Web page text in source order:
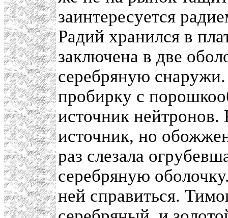
заинтересуется
Радий хранился в
заключена в две
серебряную
пробирку с
источник нейтронов.
источник, но
раз слезала
серебряную
ней справиться.